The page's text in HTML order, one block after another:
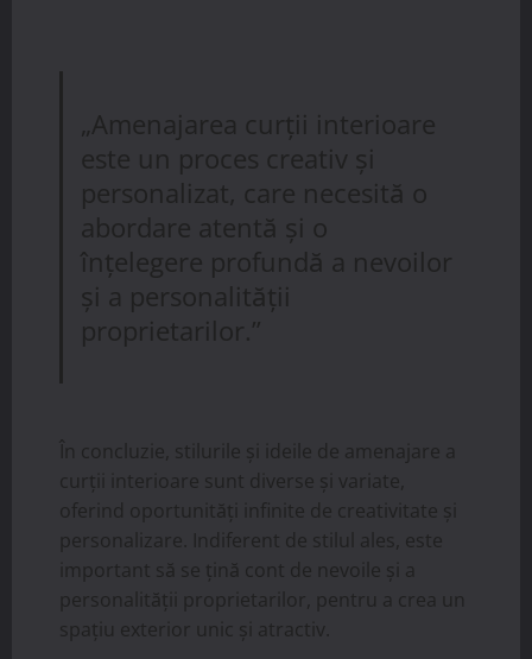
„Amenajarea curții interioare
este un proces creativ și
personalizat, care necesită o
abordare atentă și o
înțelegere profundă a nevoilor
și a personalității
proprietarilor.”
În concluzie, stilurile și ideile de amenajare a
curții interioare sunt diverse și variate,
oferind oportunități infinite de creativitate și
personalizare. Indiferent de stilul ales, este
important să se țină cont de nevoile și a
personalității proprietarilor, pentru a crea un
spațiu exterior unic și atractiv.